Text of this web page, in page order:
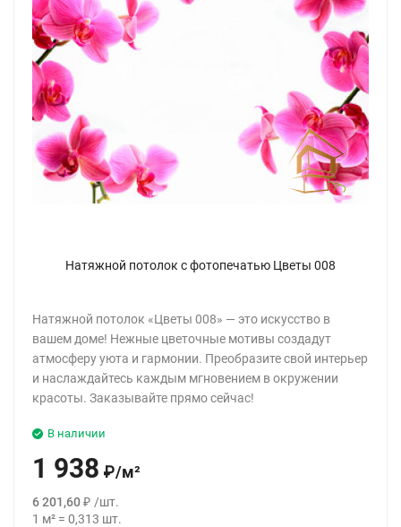
Натяжной потолок с фотопечатью Цветы 008
Натяжной потолок «Цветы 008» — это искусство в
вашем доме! Нежные цветочные мотивы создадут
атмосферу уюта и гармонии. Преобразите свой интерьер
и наслаждайтесь каждым мгновением в окружении
красоты. Заказывайте прямо сейчас!
В наличии
1 938 ₽/м²
6 201,60₽ /шт.
1 м² = 0,313 шт.